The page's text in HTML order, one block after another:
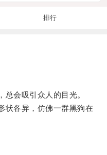
排行
会吸引众人的目光。
各异，仿佛一群黑狗在